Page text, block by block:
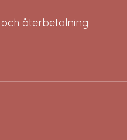
återbetalning